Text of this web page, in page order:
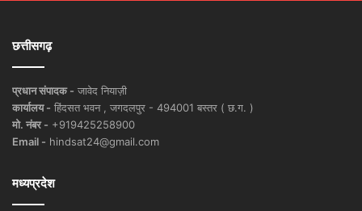
छत्तीसगढ़
प्रधान संपादक - जावेद नियाज़ी
कार्यालय - हिंदसत भवन , जगदलपुर - 494001 बस्तर ( छ.ग. )
मो. नंबर - +919425258900
Email - hindsat24@gmail.com
मध्यप्रदेश